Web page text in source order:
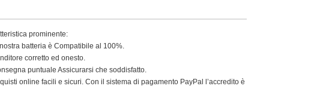
prominente:
batteria è Compatibile al 100%.
corretto ed onesto.
puntuale Assicurarsi che soddisfatto.
online facili e sicuri. Con il sistema di pagamento PayPal l’accredito è